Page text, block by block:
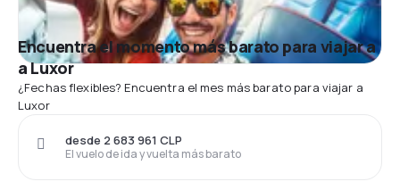
Encuentra el momento más barato para viajar a
a Luxor
¿Fechas flexibles? Encuentra el mes más barato para viajar a
Luxor
El vuelo de ida y vuelta más barato
desde 2 683 961 CLP